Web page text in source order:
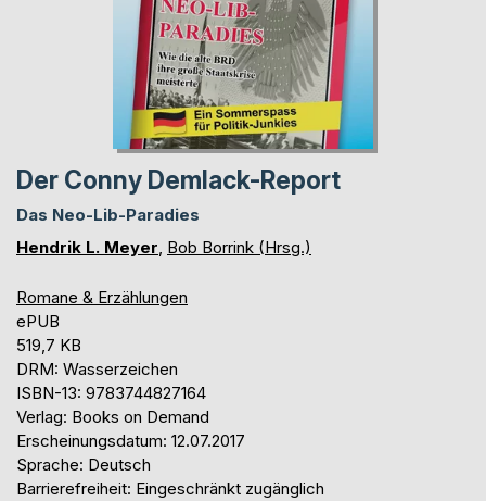
Der Conny Demlack-Report
Das Neo-Lib-Paradies
Hendrik L. Meyer, Bob Borrink (Hrsg.)
Romane & Erzählungen
ePUB
519,7 KB
DRM: Wasserzeichen
ISBN-13: 9783744827164
Verlag: Books on Demand
Erscheinungsdatum: 12.07.2017
Sprache: Deutsch
Barrierefreiheit: Eingeschränkt zugänglich